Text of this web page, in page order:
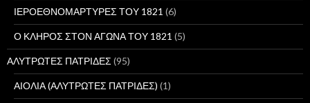
ΙΕΡΟΕΘΝΟΜΑΡΤΥΡΕΣ ΤΟΥ 1821 (6)
Ο ΚΛΗΡΟΣ ΣΤΟΝ ΑΓΩΝΑ ΤΟΥ 1821 (5)
ΑΛΥΤΡΩΤΕΣ ΠΑΤΡΙΔΕΣ (95)
ΑΙΟΛΙΑ (ΑΛΥΤΡΩΤΕΣ ΠΑΤΡΙΔΕΣ) (1)